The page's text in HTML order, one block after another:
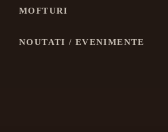
MOFTURI
NOUTATI / EVENIMENTE